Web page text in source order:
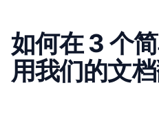
如何在 3 个
用我们的文